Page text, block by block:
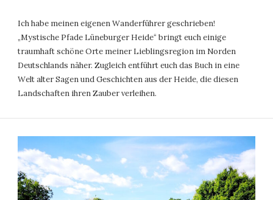
Ich habe meinen eigenen Wanderführer geschrieben!
„Mystische Pfade Lüneburger Heide“ bringt euch einige
traumhaft schöne Orte meiner Lieblingsregion im Norden
Deutschlands näher. Zugleich entführt euch das Buch in eine
Welt alter Sagen und Geschichten aus der Heide, die diesen
Landschaften ihren Zauber verleihen.